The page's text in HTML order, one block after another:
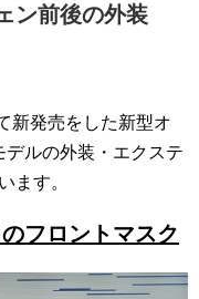
ン前後の外装
新発売をした新型オ
ルの外装・エクステ
ます。
フロントマスク